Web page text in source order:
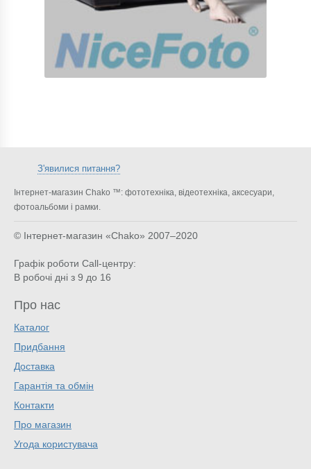
З'явилися питання?
Інтернет-магазин Chako ™: фототехніка, відеотехніка, аксесуари,
фотоальбоми і рамки.
© Інтернет-магазин «Chako» 2007–2020
Графік роботи Call-центру:
В робочі дні з 9 до 16
Про нас
Каталог
Придбання
Доставка
Гарантія та обмін
Контакти
Про магазин
Угода користувача